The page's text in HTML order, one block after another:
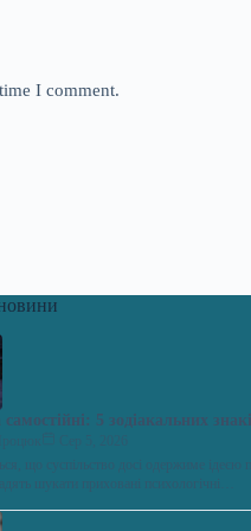
I comment.
5 зодіакальних